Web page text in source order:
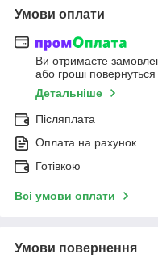
Умови оплати
Ви отримаєте
або гроші
Детальніше
Післяплата
Оплата на рахунок
Готівкою
Всі умови оплати
Умови повернення